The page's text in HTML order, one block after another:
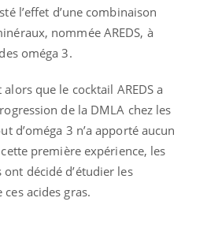
l’effet d’une combinaison
nommée AREDS, à
oméga 3.
que le cocktail AREDS a
de la DMLA chez les
d’oméga 3 n’a apporté aucun
première expérience, les
décidé d’étudier les
acides gras.